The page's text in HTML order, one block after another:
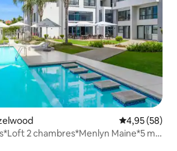
Évaluation
4,95 (58)
2 chambres*Menlyn Maine*5 min